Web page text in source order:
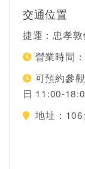
交通位置
捷運：忠孝
營業時間：
可預約參
日 11:00-
地址：